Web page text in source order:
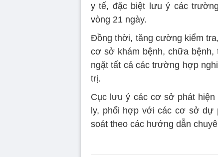
y tế, đặc biệt lưu ý các
vòng 21 ngày.
Đồng thời, tăng cường kiểm
cơ sở khám bệnh, chữa bệnh,
ngặt tất cả các trường hợp
trị.
Cục lưu ý các cơ sở phát
ly, phối hợp với các cơ sở dự
soát theo các hướng dẫn